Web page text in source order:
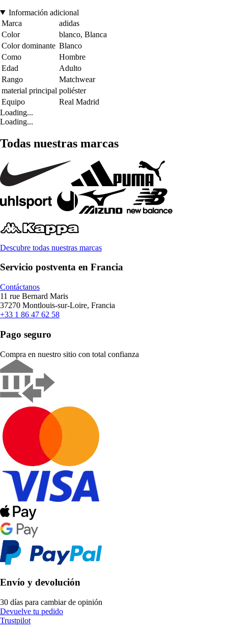
Información adicional
Marca
adidas
Color
blanco, Blanca
Color dominante Blanco
Como
Hombre
Edad
Adulto
Rango
Matchwear
material principal poliéster
Equipo
Real Madrid
Loading...
Loading...
Todas nuestras marcas
Descubre todas nuestras marcas
Servicio postventa en Francia
Contáctanos
11 rue Bernard Maris
37270 Montlouis-sur-Loire, Francia
+33 1 86 47 62 58
Pago seguro
Compra en nuestro sitio con total confianza
Envío y devolución
30 días para cambiar de opinión
Devuelve tu pedido
Trustpilot